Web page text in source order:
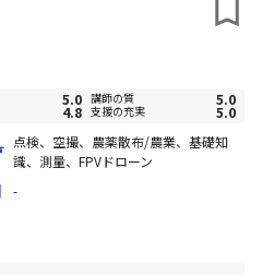
5.0 講師の質 5.0
4.8 支援の充実
5.0
点検、空撮、農薬散布/農業、基礎知
識、測量、FPVドローン
-